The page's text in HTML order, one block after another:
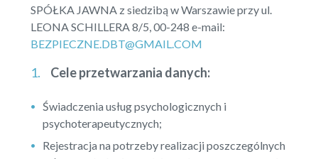
SPÓŁKA JAWNA z siedzibą w Warszawie przy ul.
LEONA SCHILLERA 8/5, 00-248 e-mail:
BEZPIECZNE.DBT@GMAIL.COM
Cele przetwarzania danych:
Świadczenia usług psychologicznych i
psychoterapeutycznych;
Rejestracja na potrzeby realizacji poszczególnych